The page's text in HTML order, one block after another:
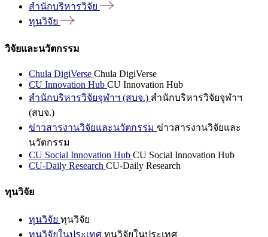
สำนักบริหารวิจัย
ทุนวิจัย
วิจัยและนวัตกรรม
Chula DigiVerse Chula DigiVerse
CU Innovation Hub CU Innovation Hub
สำนักบริหารวิจัยจุฬาฯ (สบจ.) สำนักบริหารวิจัยจุฬาฯ
(สบจ.)
ข่าวสารงานวิจัยและนวัตกรรม ข่าวสารงานวิจัยและ
นวัตกรรม
CU Social Innovation Hub CU Social Innovation Hub
CU-Daily Research CU-Daily Research
ทุนวิจัย
ทุนวิจัย ทุนวิจัย
ทุนวิจัยในประเทศ ทุนวิจัยในประเทศ